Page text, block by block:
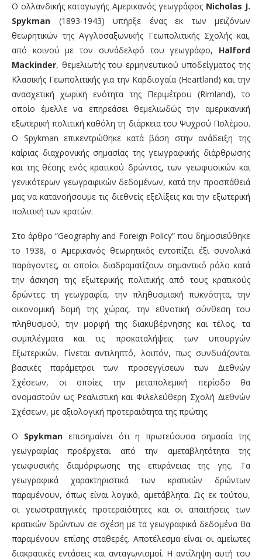
Ο ολλανδικής καταγωγής Αμερικανός γεωγράφος Nicholas J.
Spykman (1893-1943) υπήρξε ένας εκ των μειζόνων
θεωρητικών της Αγγλοσαξωνικής Γεωπολιτικής Σχολής και,
από κοινού με τον συνάδελφό του γεωγράφο, Halford
Mackinder, θεμελιωτής του ερμηνευτικού υποδείγματος της
Κλασικής Γεωπολιτικής για την Καρδιογαία (Heartland) και την
ανασχετική χωρική ενότητα της Περιμέτρου (Rimland), το
οποίο έμελλε να επηρεάσει θεμελιωδώς την αμερικανική
εξωτερική πολιτική καθόλη τη διάρκεια του Ψυχρού Πολέμου.
Ο Spykman επικεντρώθηκε κατά βάση στην ανάδειξη της
καίριας διαχρονικής σημασίας της γεωγραφικής διάρθρωσης
και της θέσης ενός κρατικού δρώντος, των γεωφυσικών και
γενικότερων γεωγραφικών δεδομένων, κατά την προσπάθειά
μας να κατανοήσουμε τις διεθνείς εξελίξεις και την εξωτερική
πολιτική των κρατών.
Στο άρθρο “Geography and Foreign Policy” που δημοσιεύθηκε
το 1938, ο Αμερικανός θεωρητικός εντοπίζει έξι συνολικά
παράγοντες, οι οποίοι διαδραματίζουν σημαντικό ρόλο κατά
την άσκηση της εξωτερικής πολιτικής από τους κρατικούς
δρώντες: τη γεωγραφία, την πληθυσμιακή πυκνότητα, την
οικονομική δομή της χώρας, την εθνοτική σύνθεση του
πληθυσμού, την μορφή της διακυβέρνησης και τέλος, τα
συμπλέγματα και τις προκαταλήψεις των υπουργών
Εξωτερικών. Γίνεται αντιληπτό, λοιπόν, πως συνδυάζονται
βασικές παράμετροι των προσεγγίσεων των ∆ιεθνών
Σχέσεων, οι οποίες την μεταπολεμική περίοδο θα
ονομαστούν ως Ρεαλιστική και Φιλελεύθερη Σχολή ∆ιεθνών
Σχέσεων, με αξιολογική προτεραιότητα της πρώτης.
Ο Spykmanεπισημαίνει ότι η πρωτεύουσα σημασία της
γεωγραφίας προέρχεται από την αμεταβλητότητα της
γεωφυσικής διαμόρφωσης της επιφάνειας της γης. Τα
γεωγραφικά χαρακτηριστικά των κρατικών δρώντων
παραμένουν, όπως είναι λογικό, αμετάβλητα. Ως εκ τούτου,
οι γεωστρατηγικές προτεραιότητες και οι απαιτήσεις των
κρατικών δρώντων σε σχέση με τα γεωγραφικά δεδομένα θα
παραμένουν επίσης σταθερές. Αποτέλεσμα είναι οι αμείωτες
διακρατικές εντάσεις και ανταγωνισμοί. Η αντίληψη αυτή του